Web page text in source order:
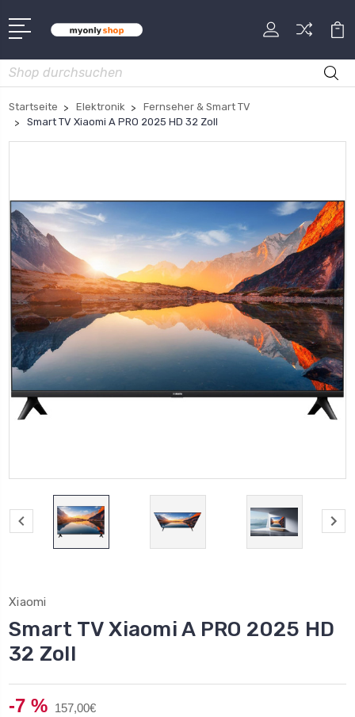
Suche
Startseite Elektronik
Fernseher & Smart TV
Smart TV Xiaomi A PRO 2025 HD 32 Zoll
Xiaomi
Smart TV Xiaomi A PRO 2025 HD
32 Zoll
-7 % 157,00€